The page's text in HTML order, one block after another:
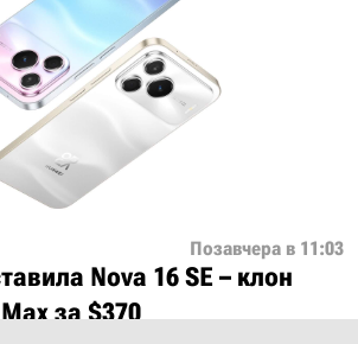
Позавчера в 11:03
Nova 16 SE – клон
за $370